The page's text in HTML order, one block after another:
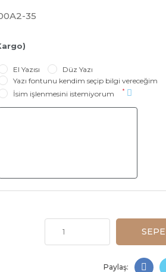
35
El Yazısı
Düz Yazı
Yazı fontunu kendim seçip bilgi vereceğim
İsim işlenmesini istemiyorum
*
Paylaş: